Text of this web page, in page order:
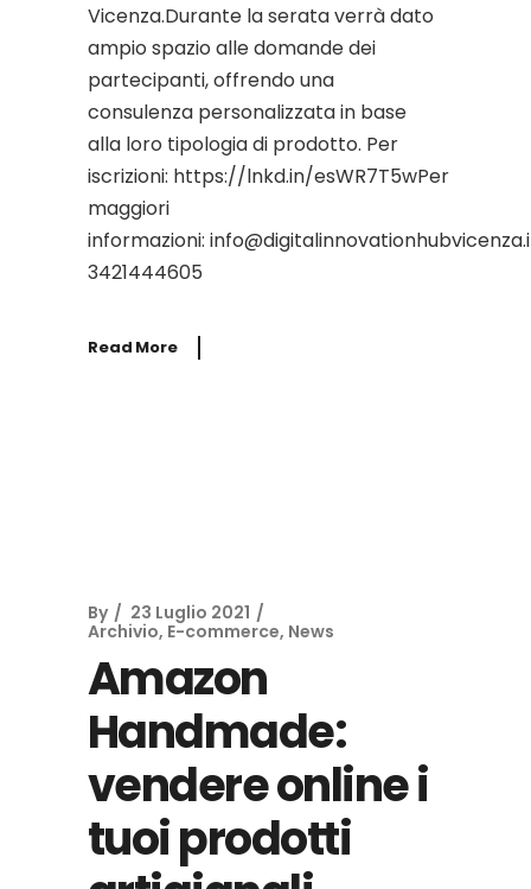
Vicenza.Durante la serata verrà dato
ampio spazio alle domande dei
partecipanti, offrendo una
consulenza personalizzata in base
alla loro tipologia di prodotto. Per
iscrizioni: https://lnkd.in/esWR7T5wPer
maggiori
informazioni:
3421444605
Read More
By
23 Luglio 2021
Archivio, E-commerce, News
Amazon
Handmade:
vendere online i
tuoi prodotti